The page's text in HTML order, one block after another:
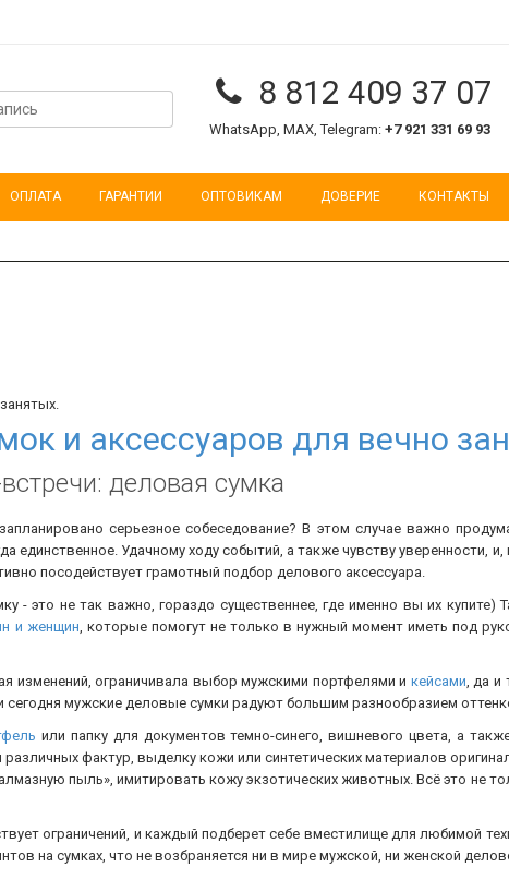
8 812 409 37 07
WhatsApp, MAX, Telegram:+7 921 331 69 93
ОПЛАТА ГАРАНТИИ ОПТОВИКАМ ДОВЕРИЕ КОНТАКТЫ
и аксессуаров для вечно
деловая сумка
серьезное собеседование? В этом случае важно
единственное. Удачному ходу событий, а также чувству уверенности,
посодействует грамотный подбор делового аксессуара.
- это не так важно, гораздо существеннее, где именно вы их купите)
и женщин, которые помогут не только в нужный момент иметь под
изменений, ограничивала выбор мужскими портфелями и кейсами, да и
сегодня мужские деловые сумки радуют большим разнообразием
или папку для документов темно-синего, вишневого цвета, а
фактур, выделку кожи или синтетических материалов
пыль», имитировать кожу экзотических животных. Всё это не
ограничений, и каждый подберет себе вместилище для любимой
на сумках, что не возбраняется ни в мире мужской, ни женской